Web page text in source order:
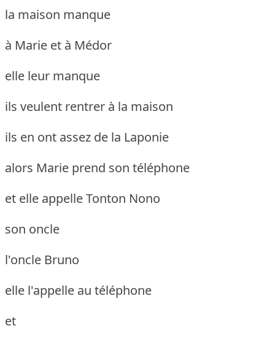
la maison manque
à Marie et à Médor
elle leur manque
ils veulent rentrer à la maison
ils en ont assez de la Laponie
alors Marie prend son téléphone
et elle appelle Tonton Nono
son oncle
l'oncle Bruno
elle l'appelle au téléphone
et